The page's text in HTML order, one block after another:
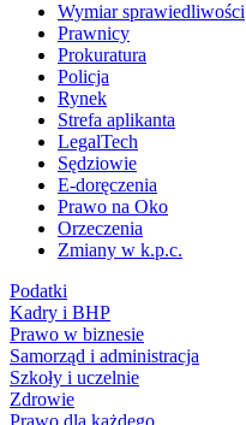
Wymiar sprawiedliwości
Prawnicy
Prokuratura
Policja
Rynek
Strefa aplikanta
LegalTech
Sędziowie
E-doręczenia
Prawo na Oko
Orzeczenia
Zmiany w k.p.c.
Podatki
Kadry i BHP
Prawo w biznesie
Samorząd i administracja
Szkoły i uczelnie
Zdrowie